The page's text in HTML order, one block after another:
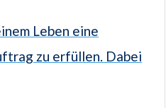
Leben eine
zu erfüllen. Dabei